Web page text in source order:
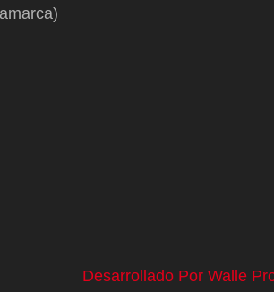
Desarrollado Por Walle